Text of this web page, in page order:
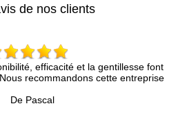
de nos clients
efficacité et la gentillesse font
recommandons cette entreprise
De Pascal